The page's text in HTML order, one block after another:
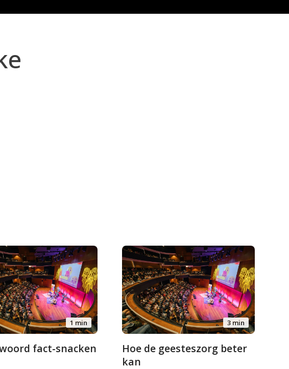
1 min
fact-snacken
3 min
Hoe de geesteszorg beter
kan